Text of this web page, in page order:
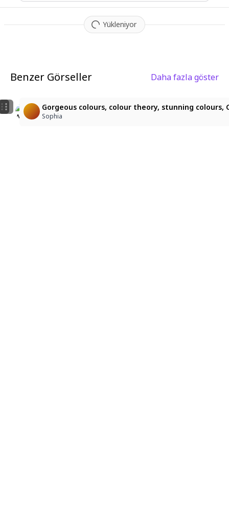
Yükleniyor
Benzer Görseller Daha fazla göster
桜と白髪の少女
ゆう 7033
神楽坂雲雀・幻想の巫女
ねこさん
Gorgeous colours, colour theory, stunning
Sophia